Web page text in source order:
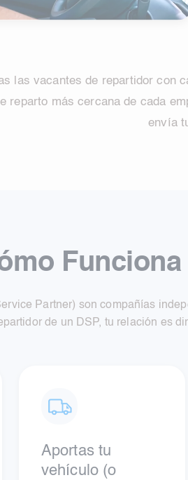
las vacantes de repartidor con
reparto más cercana de cada
envía
Partner) son compañías
de un DSP, tu relación es
Aportas tu
vehículo (o